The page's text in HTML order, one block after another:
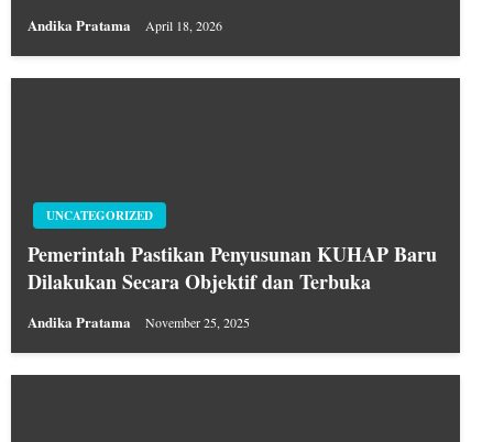
Andika Pratama April 18, 2026
UNCATEGORIZED
Pemerintah Pastikan Penyusunan KUHAP Baru
Dilakukan Secara Objektif dan Terbuka
Andika Pratama November 25, 2025